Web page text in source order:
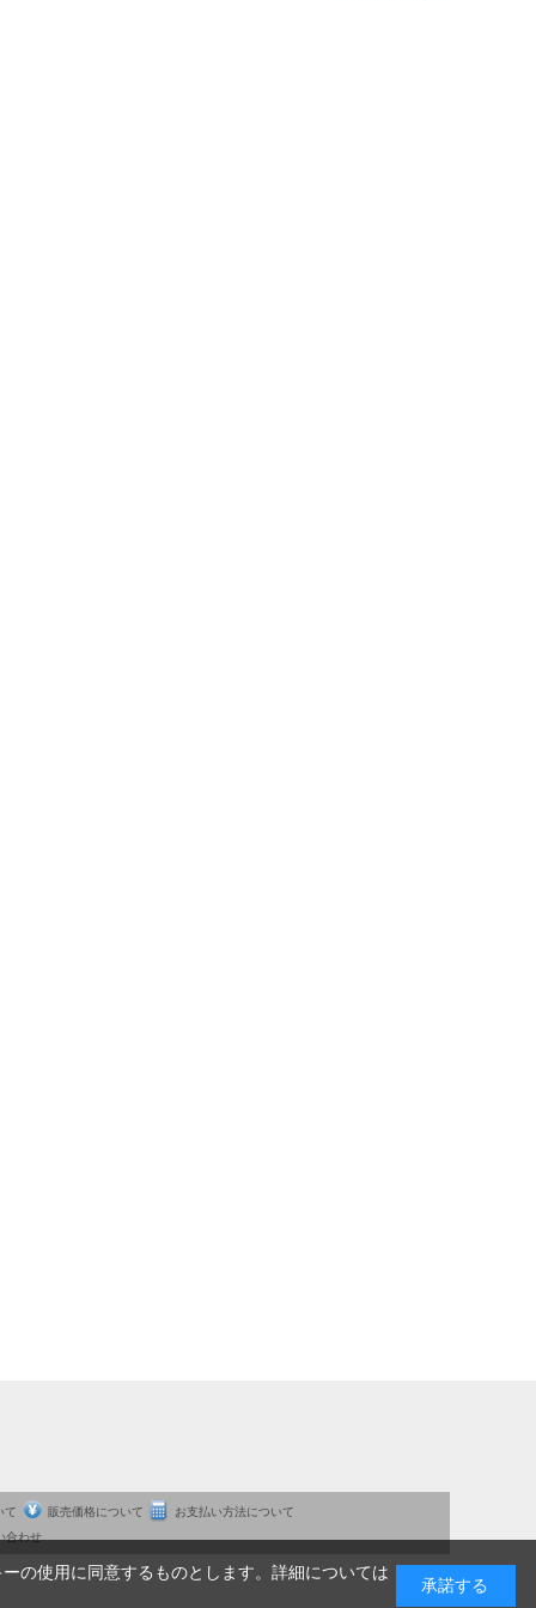
て 販売価格について
お支払い方法について
合わせ
の使用に同意するものとします。詳細については
承諾する